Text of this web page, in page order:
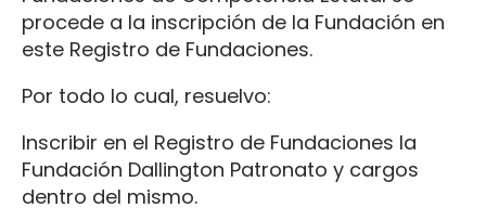
procede a la inscripción de la Fundación en
este Registro de Fundaciones.
Por todo lo cual, resuelvo:
Inscribir en el Registro de Fundaciones la
Fundación Dallington Patronato y cargos
dentro del mismo.